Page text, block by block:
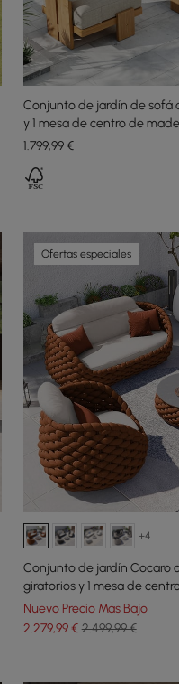
Conjunto de jardín de sofá
y 1 mesa de centro de
1.799,99€
Ofertas especiales
+4
Conjunto de jardín Cocaro
giratorios y 1 mesa de
naranja
Nuevo Precio Más Bajo
2.279,99€ 2.499,99 €